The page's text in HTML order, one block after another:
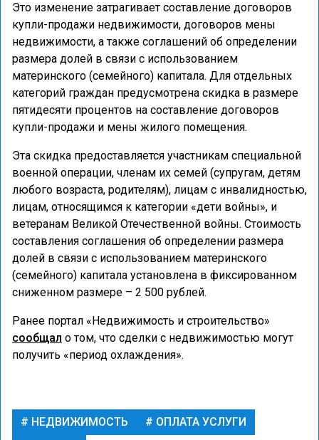
Это изменение затрагивает составление договоров
купли-продажи недвижимости, договоров мены
недвижимости, а также соглашений об определении
размера долей в связи с использованием
материнского (семейного) капитала. Для отдельных
категорий граждан предусмотрена скидка в размере
пятидесяти процентов на составление договоров
купли-продажи и мены жилого помещения.
Эта скидка предоставляется участникам специальной
военной операции, членам их семей (супругам, детям
любого возраста, родителям), лицам с инвалидностью,
лицам, относящимся к категории «дети войны», и
ветеранам Великой Отечественной войны. Стоимость
составления соглашения об определении размера
долей в связи с использованием материнского
(семейного) капитала установлена в фиксированном
сниженном размере – 2 500 рублей.
Ранее портал «Недвижимость и строительство»
сообщал о том, что сделки с недвижимостью могут
получить «период охлаждения».
НЕДВИЖИМОСТЬ
ОПЛАТА УСЛУГИ